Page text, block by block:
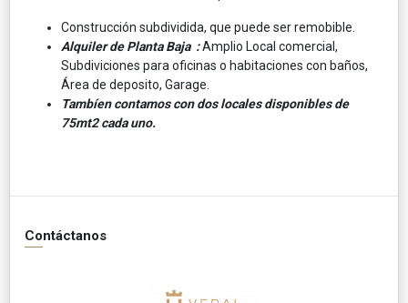
Construcción subdividida, que puede ser remobible.
Alquiler de Planta Baja :Amplio Local comercial,
Subdiviciones para oficinas o habitaciones con baños,
Área de deposito, Garage.
Tambíen contamos con dos locales disponibles de
75mt2 cada uno.
Contáctanos